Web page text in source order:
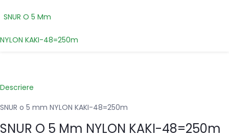
SNUR O 5 Mm
NYLON KAKI-48=250m
Descriere
SNUR o 5 mm NYLON KAKI-48=250m
SNUR O 5 Mm NYLON KAKI-48=250m